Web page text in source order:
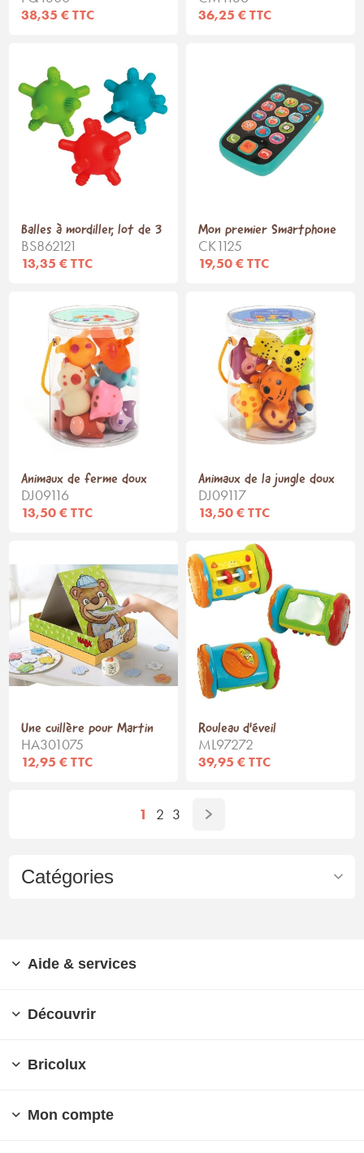
Catégories
38,35 € TTC 36,25 € TTC
Balles à mordiller, lot de 3
BS862121
13,35 € TTC
Mon premier Smartphone
CK1125
19,50 € TTC
Animaux de ferme doux
DJ09116
13,50 € TTC
Animaux de la jungle doux
DJ09117
13,50 € TTC
Une cuillère pour Martin
HA301075
12,95 € TTC
Rouleau d'éveil
ML97272
39,95 € TTC
1 2 3
Aide & services
Découvrir
Bricolux
Mon compte